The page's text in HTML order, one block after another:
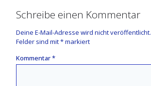
Schreibe einen Kommentar
Deine E-Mail-Adresse wird nicht veröffentlicht.
Felder sind mit*markiert
Kommentar*